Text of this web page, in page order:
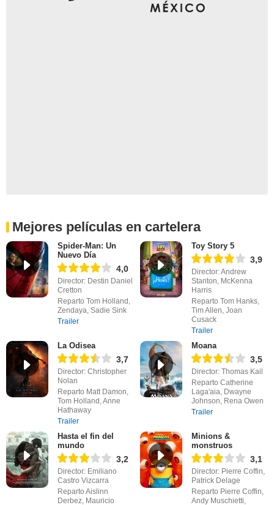
Mejores películas en cartelera
Spider-Man: Un
Nuevo Día
4,0
Director: Destin Daniel
Cretton
Reparto Tom Holland,
Zendaya, Sadie Sink
Trailer
Toy Story 5
3,9
Director: Andrew
Stanton, McKenna
Harris
Reparto Tom Hanks,
Tim Allen, Joan
Cusack
Trailer
La Odisea
3,7
Director: Christopher
Nolan
Reparto Matt Damon,
Tom Holland, Anne
Hathaway
Trailer
Moana
3,5
Director: Thomas Kail
Reparto Catherine
Laga'aia, Dwayne
Johnson, Rena Owen
Trailer
Hasta el fin del
mundo
3,2
Director: Emiliano
Castro Vizcarra
Reparto Aislinn
Derbez, Mauricio
Minions &
monstruos
3,1
Director: Pierre Coffin,
Patrick Delage
Reparto Pierre Coffin,
Andy Muschietti,